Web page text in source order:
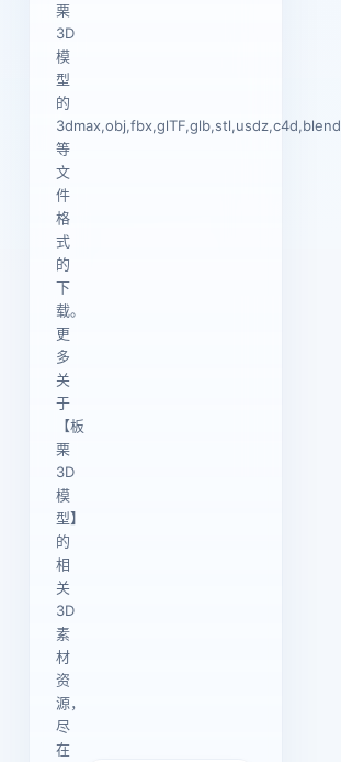
栗
3D
模
型
的
3dmax,obj,fbx,glTF,glb,stl,usdz,c4d,blend
等
文
件
格
式
的
下
载。
更
多
关
于
【板
栗
3D
模
型】
的
相
关
3D
素
材
资
源，
尽
在